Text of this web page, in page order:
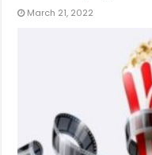
March 21, 2022